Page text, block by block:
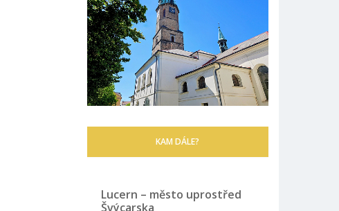
KAM DÁLE?
Lucern – město uprostřed
Švýcarska